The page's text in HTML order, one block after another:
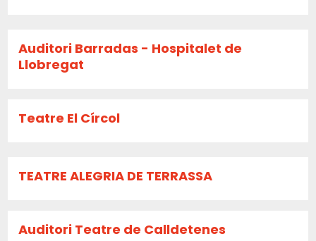
Auditori Barradas - Hospitalet de
Llobregat
Teatre El Círcol
TEATRE ALEGRIA DE TERRASSA
Auditori Teatre de Calldetenes